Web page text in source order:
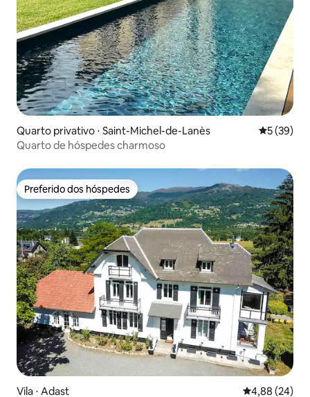
Quarto privativo ⋅ Saint-Michel-de-Lanès 5 de uma
5 (39)
Quarto de hóspedes charmoso
Preferido dos hóspedes
Preferido dos hóspedes
Vila ⋅ Adast 4,88 de uma
4,88 (24)